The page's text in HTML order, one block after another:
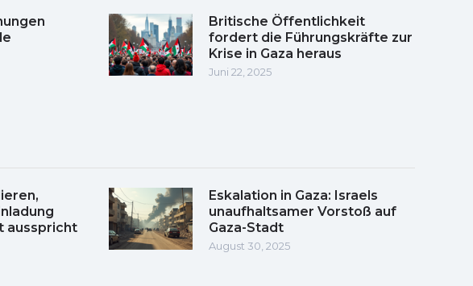
Britische Öffentlichkeit
fordert die Führungskräfte zur
Krise in Gaza heraus
Juni 22, 2025
ausspricht
Eskalation in Gaza: Israels
unaufhaltsamer Vorstoß auf
Gaza-Stadt
August 30, 2025